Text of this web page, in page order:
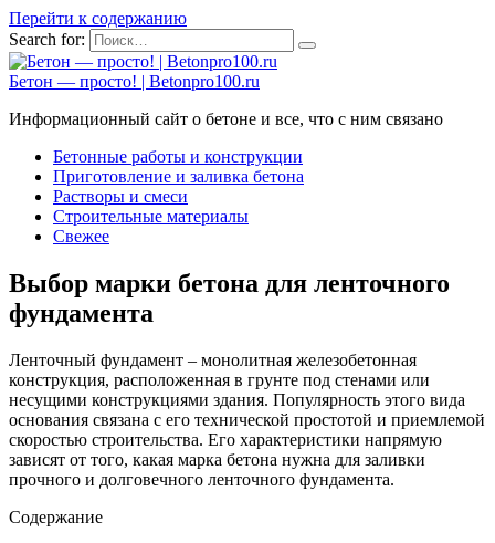
Перейти к содержанию
Search for:
Бетон — просто! | Betonpro100.ru
Информационный сайт о бетоне и все, что с ним связано
Бетонные работы и конструкции
Приготовление и заливка бетона
Растворы и смеси
Строительные материалы
Свежее
Выбор марки бетона для ленточного
фундамента
Ленточный фундамент – монолитная железобетонная
конструкция, расположенная в грунте под стенами или
несущими конструкциями здания. Популярность этого вида
основания связана с его технической простотой и приемлемой
скоростью строительства. Его характеристики напрямую
зависят от того, какая марка бетона нужна для заливки
прочного и долговечного ленточного фундамента.
Содержание